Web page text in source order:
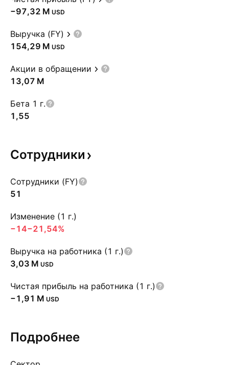
‪−97,32 M‬ USD
Выручка (FY)
‪154,29 M‬ USD
Акции в обращении
‪13,07 M‬
Бета 1 г.
1,55
Сотрудники
Сотрудники (FY)
51
Изменение (1 г.)
−14−21,54%
Выручка на работника (1 г.)
‪3,03 M‬ USD
Чистая прибыль на работника (1 г.)
‪−1,91 M‬ USD
Подробнее